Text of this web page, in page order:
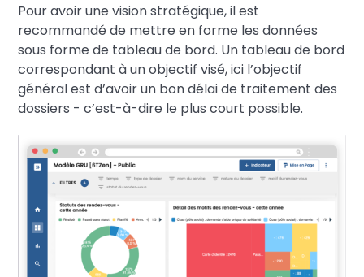
Pour avoir une vision stratégique, il est
recommandé de mettre en forme les données
sous forme de tableau de bord. Un tableau de bord
correspondant à un objectif visé, ici l’objectif
général est d’avoir un bon délai de traitement des
dossiers - c’est-à-dire le plus court possible.